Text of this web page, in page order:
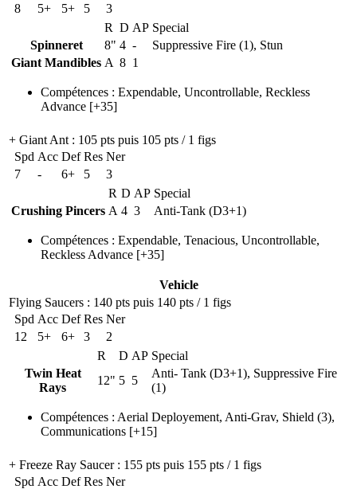
8
5+ 5+ 5
3
R D AP Special
Spinneret
8" 4 -
Suppressive Fire (1), Stun
Giant Mandibles A 8 1
Compétences : Expendable, Uncontrollable, Reckless
Advance [+35]
+ Giant Ant : 105 pts puis 105 pts / 1 figs
Spd Acc Def Res Ner
7
- 6+ 5
3
R D AP Special
Crushing Pincers A 4 3 Anti-Tank (D3+1)
Compétences : Expendable, Tenacious, Uncontrollable,
Reckless Advance [+35]
Vehicle
Flying Saucers : 140 pts puis 140 pts / 1 figs
Spd Acc Def Res Ner
12
5+ 6+ 3
2
R
D AP Special
Twin Heat
Rays
12" 5 5
Anti- Tank (D3+1), Suppressive Fire
(1)
Compétences : Aerial Deployement, Anti-Grav, Shield (3),
Communications [+15]
+ Freeze Ray Saucer: 155 pts puis 155 pts / 1 figs
Spd Acc Def Res Ner